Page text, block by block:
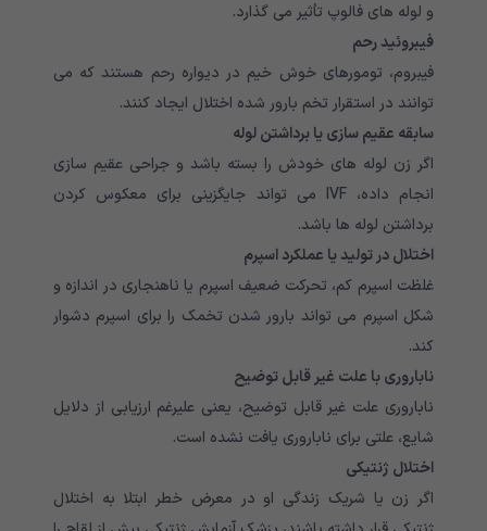
و لوله های فالوپ تأثیر می گذارد.
فیبروئید رحم
فیبروم، تومورهای خوش خیم در دیواره رحم هستند که می
توانند در استقرار تخم بارور شده اختلال ایجاد کنند.
سابقه عقیم سازی یا برداشتن لوله
اگر زن لوله های خودش را بسته باشد و جراحی عقیم سازی
انجام داده، IVF می تواند جایگزینی برای معکوس کردن
برداشتن لوله ها باشد.
اختلال در تولید یا عملکرد اسپرم
غلظت اسپرم کم، تحرکت ضعیف اسپرم یا ناهنجاری در اندازه و
شکل اسپرم می تواند بارور شدن تخمک را برای اسپرم دشوار
کند.
ناباروری با علت غیر قابل توضیح
ناباروری علت غیر قابل توضیح، یعنی علیرغم ارزیابی از دلایل
شایع، علتی برای ناباروری یافت نشده است.
اختلال ژنتیکی
اگر زن یا شریک زندگی او در معرض خطر ابتلا به اختلال